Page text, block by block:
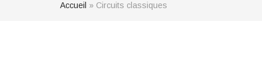
Accueil » Circuits classiques